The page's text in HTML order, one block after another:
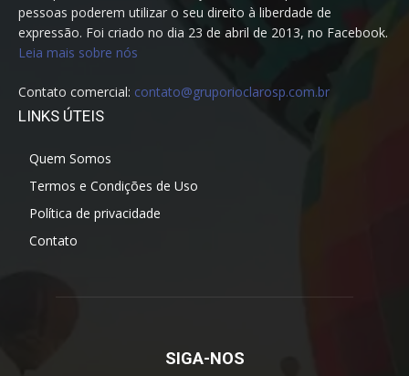
pessoas poderem utilizar o seu direito à liberdade de
expressão. Foi criado no dia 23 de abril de 2013, no Facebook.
Leia mais sobre nós
Contato comercial: contato@gruporioclarosp.com.br
LINKS ÚTEIS
Quem Somos
Termos e Condições de Uso
Política de privacidade
Contato
SIGA-NOS